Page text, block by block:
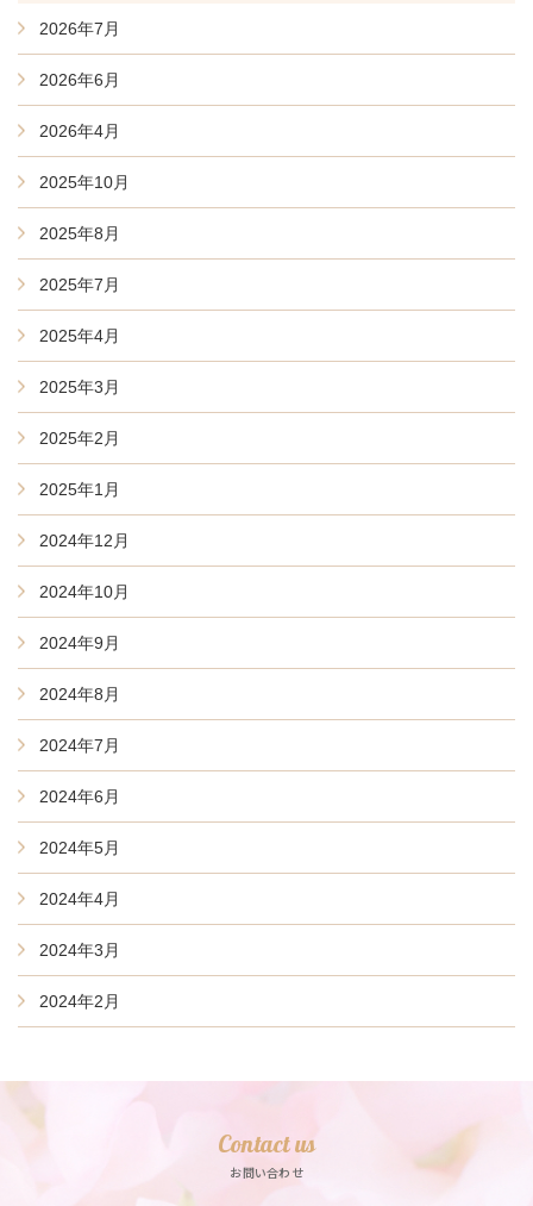
2026年7月
2026年6月
2026年4月
2025年10月
2025年8月
2025年7月
2025年4月
2025年3月
2025年2月
2025年1月
2024年12月
2024年10月
2024年9月
2024年8月
2024年7月
2024年6月
2024年5月
2024年4月
2024年3月
2024年2月
Contact us
お問い合わせ